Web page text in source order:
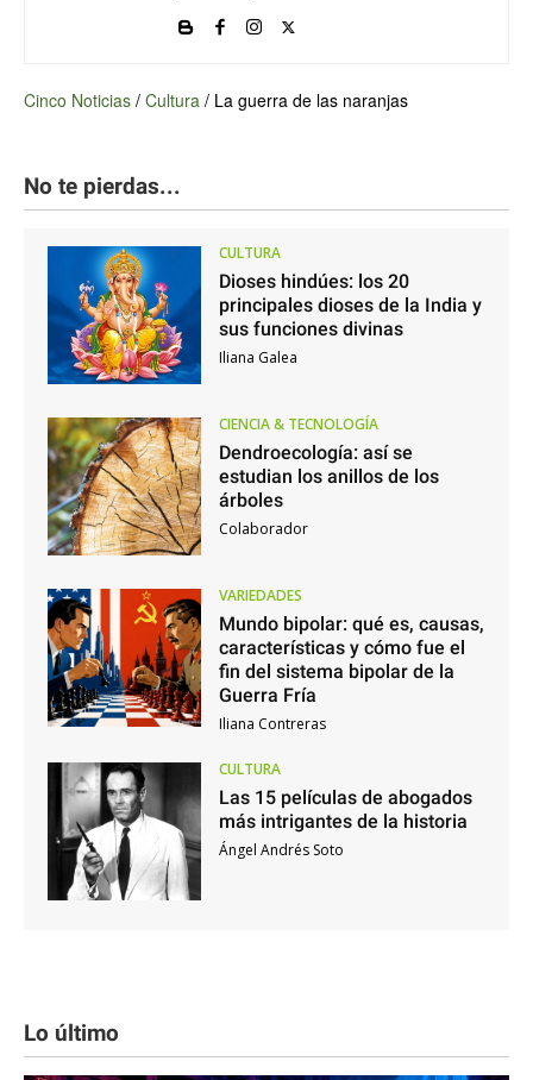
Cinco Noticias / Cultura / La guerra de las naranjas
No te pierdas...
CULTURA
Dioses hindúes: los 20
principales dioses de la India y
sus funciones divinas
Iliana Galea
CIENCIA & TECNOLOGÍA
Dendroecología: así se
estudian los anillos de los
árboles
Colaborador
VARIEDADES
Mundo bipolar: qué es, causas,
características y cómo fue el
fin del sistema bipolar de la
Guerra Fría
Iliana Contreras
CULTURA
Las 15 películas de abogados
más intrigantes de la historia
Ángel Andrés Soto
Lo último